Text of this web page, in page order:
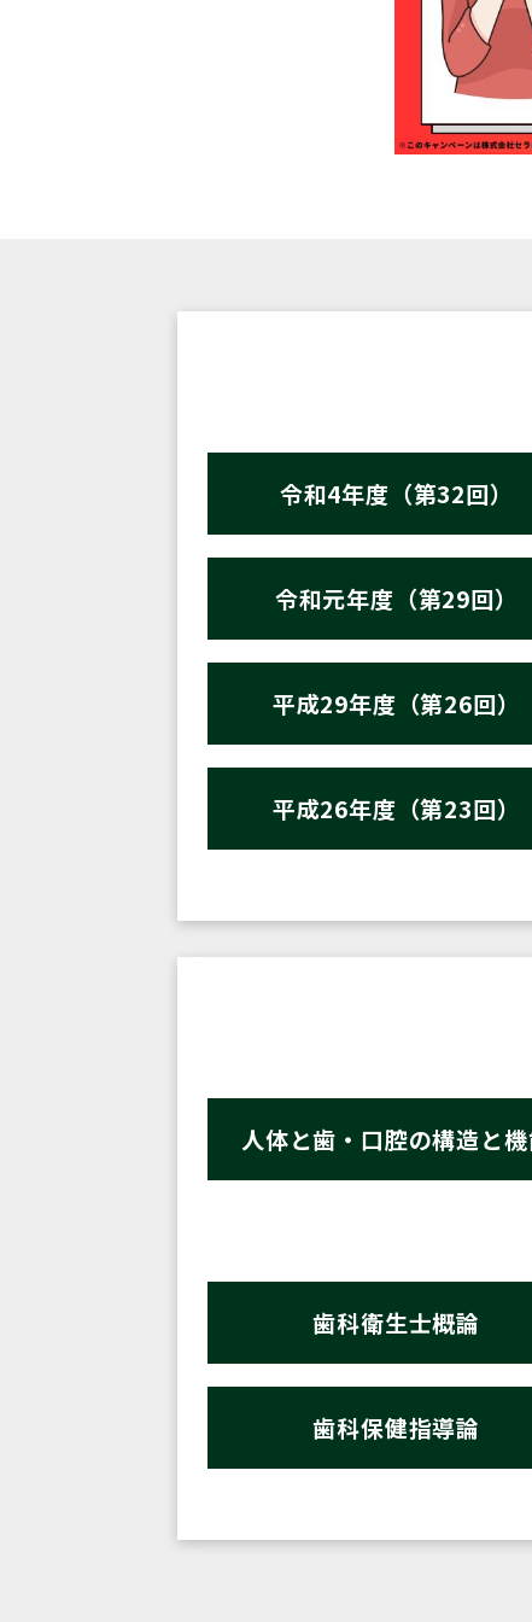
令和4年度（第32回）
令和元年度（第29回）
平成29年度（第26回）
平成26年度（第23回）
人体と歯・口腔の構造と
歯科衛生士概論
歯科保健指導論